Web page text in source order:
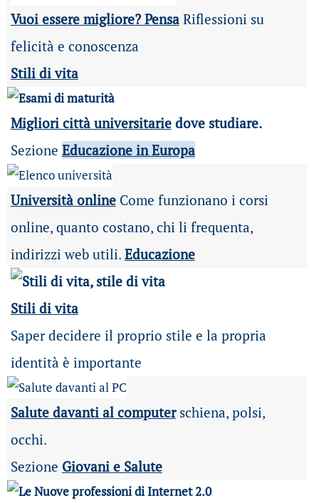
Vuoi essere migliore? PensaRiflessioni su
felicità e conoscenza
Stili di vita
Migliori città universitariedove studiare.
Sezione Educazione in Europa
Università online Come funzionano i corsi
online, quanto costano, chi li frequenta,
indirizzi web utili. Educazione
Stili di vita
Saper decidere il proprio stile e la propria
identità è importante
Salute davanti al computerschiena, polsi,
occhi.
Sezione Giovani e Salute